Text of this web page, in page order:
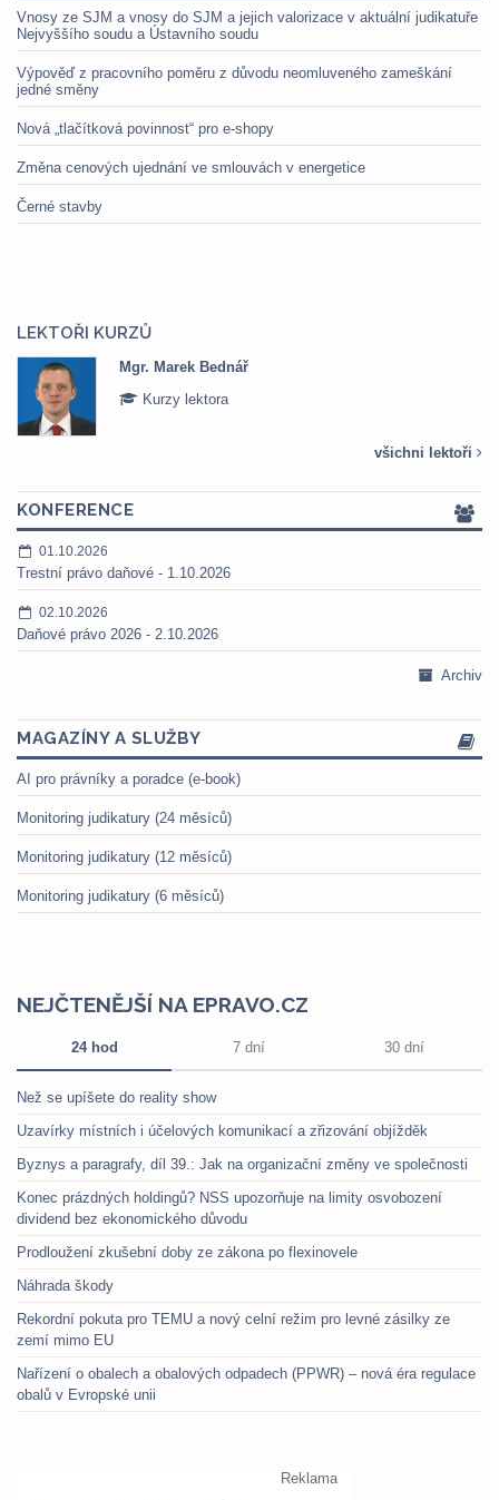
Vnosy ze SJM a vnosy do SJM a jejich valorizace v aktuální judikatuře
Nejvyššího soudu a Ústavního soudu
Výpověď z pracovního poměru z důvodu neomluveného zameškání
jedné směny
Nová „tlačítková povinnost“ pro e-shopy
Změna cenových ujednání ve smlouvách v energetice
Černé stavby
LEKTOŘI KURZŮ
Mgr. Veronika Pázmányová
Kurzy lektora
všichni lektoři
KONFERENCE
01.10.2026
Trestní právo daňové - 1.10.2026
02.10.2026
Daňové právo 2026 - 2.10.2026
Archiv
MAGAZÍNY A SLUŽBY
AI pro právníky a poradce (e-book)
Monitoring judikatury (24 měsíců)
Monitoring judikatury (12 měsíců)
Monitoring judikatury (6 měsíců)
NEJČTENĚJŠÍ NA EPRAVO.CZ
24 hod 7 dní 30 dní
Než se upíšete do reality show
Uzavírky místních i účelových komunikací a zřizování objížděk
Byznys a paragrafy, díl 39.: Jak na organizační změny ve společnosti
Konec prázdných holdingů? NSS upozorňuje na limity osvobození
dividend bez ekonomického důvodu
Prodloužení zkušební doby ze zákona po flexinovele
Náhrada škody
Rekordní pokuta pro TEMU a nový celní režim pro levné zásilky ze
zemí mimo EU
Nařízení o obalech a obalových odpadech (PPWR) – nová éra regulace
obalů v Evropské unii